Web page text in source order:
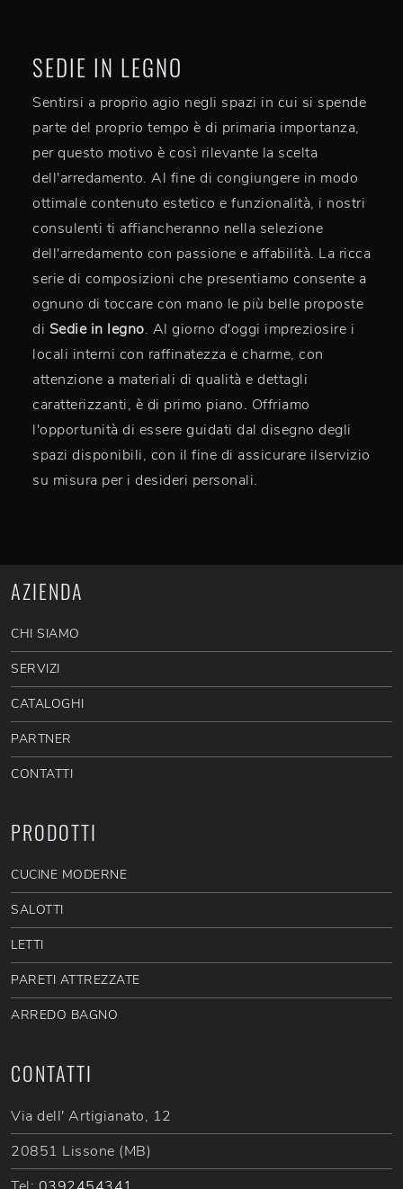
SEDIE IN LEGNO
Sentirsi a proprio agio negli spazi in cui si spende
parte del proprio tempo è di primaria importanza,
per questo motivo è così rilevante la scelta
dell'arredamento. Al fine di congiungere in modo
ottimale contenuto estetico e funzionalità, i nostri
consulenti ti affiancheranno nella selezione
dell'arredamento con passione e affabilità. La ricca
serie di composizioni che presentiamo consente a
ognuno di toccare con mano le più belle proposte
di Sedie in legno. Al giorno d'oggi impreziosire i
locali interni con raffinatezza e charme, con
attenzione a materiali di qualità e dettagli
caratterizzanti, è di primo piano. Offriamo
l'opportunità di essere guidati dal disegno degli
spazi disponibili, con il fine di assicurare ilservizio
su misura per i desideri personali.
AZIENDA
CHI SIAMO
SERVIZI
CATALOGHI
PARTNER
CONTATTI
PRODOTTI
CUCINE MODERNE
SALOTTI
LETTI
PARETI ATTREZZATE
ARREDO BAGNO
CONTATTI
Via dell' Artigianato, 12
20851 Lissone (MB)